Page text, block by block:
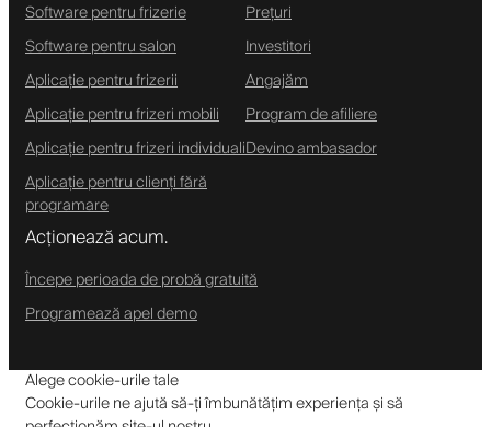
Software pentru frizerie
Software pentru salon
Aplicație pentru frizerii
Aplicație pentru frizeri mobili
Aplicație pentru frizeri individuali
Aplicație pentru clienți fără
programare
Prețuri
Investitori
Angajăm
Program de afiliere
Devino ambasador
Acționează acum.
Începe perioada de probă gratuită
Programează apel demo
Alege cookie-urile tale
Cookie-urile ne ajută să-ți îmbunătățim experiența și să